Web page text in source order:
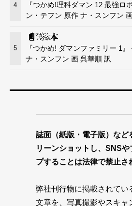
4
『つかめ!理科ダマン 12 最強
ン・テフン 原作 ナ・スンフン
5
『つかめ! ダマンファミリー 1
ナ・スンフン 画 呉華順 訳
誌面（紙版・電子版）など
リーンショットし、SNSや
プすることは法律で禁止さ
弊社刊行物に掲載されてい
文章を、写真撮影やスキャ